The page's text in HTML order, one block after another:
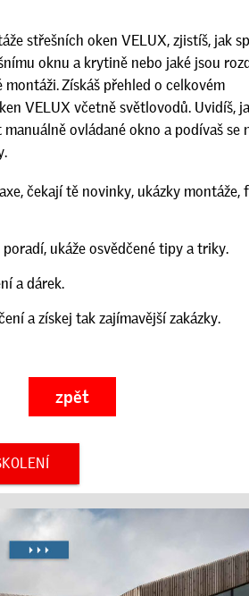
střešních oken VELUX, zjistíš, jak
oknu a krytině nebo jaké jsou
Získáš přehled o celkovém
VELUX včetně světlovodů. Uvidíš,
ovládané okno a podívaš se
čekají tě novinky, ukázky montáže,
ukáže osvědčené tipy a triky.
a dárek.
a získej tak zajímavější zakázky.